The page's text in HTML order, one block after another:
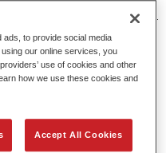
turismos. Es un sistema
en disolvente y
que ofrece una
aplicación eficiente y
y lisos.
perlados.
to provide social media
our online services, you
use of cookies and other
how we use these cookies and
Accept All Cookies